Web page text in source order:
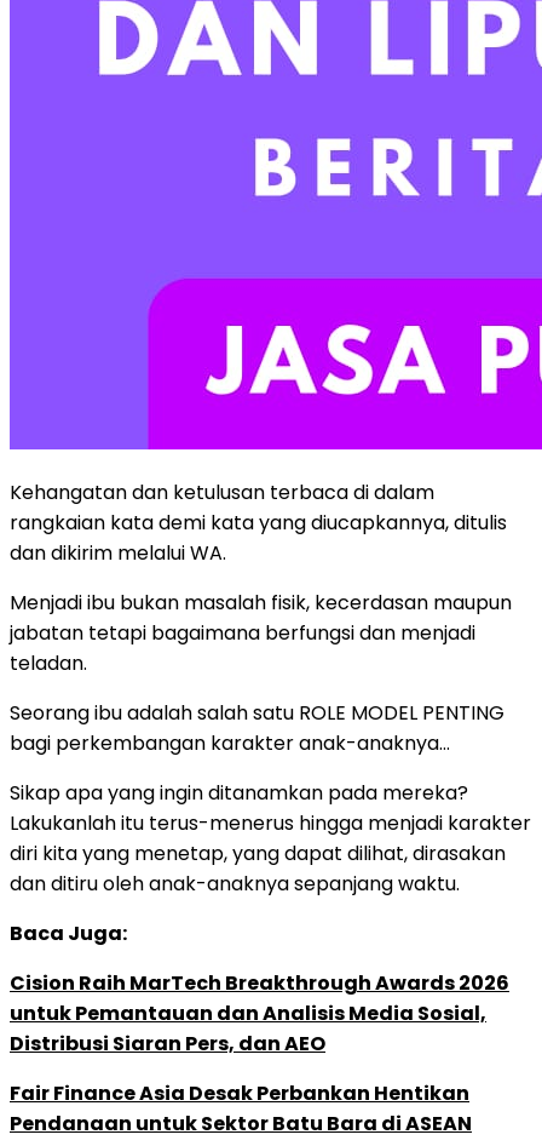
Kehangatan dan ketulusan terbaca di dalam
rangkaian kata demi kata yang diucapkannya, ditulis
dan dikirim melalui WA.
Menjadi ibu bukan masalah fisik, kecerdasan maupun
jabatan tetapi bagaimana berfungsi dan menjadi
teladan.
Seorang ibu adalah salah satu ROLE MODEL PENTING
bagi perkembangan karakter anak-anaknya…
Sikap apa yang ingin ditanamkan pada mereka?
Lakukanlah itu terus-menerus hingga menjadi karakter
diri kita yang menetap, yang dapat dilihat, dirasakan
dan ditiru oleh anak-anaknya sepanjang waktu.
Baca Juga:
Cision Raih MarTech Breakthrough Awards 2026
untuk Pemantauan dan Analisis Media Sosial,
Distribusi Siaran Pers, dan AEO
Fair Finance Asia Desak Perbankan Hentikan
Pendanaan untuk Sektor Batu Bara di ASEAN